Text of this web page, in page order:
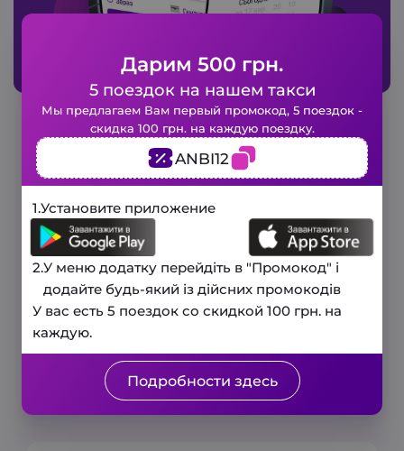
Тарифы на услугу «Эконом такси»
в Белой Церкви
Городской тариф
Минимальный тариф:
Включено 3 минуты ожидания
Цена за 1 км:
Закажите такси в 1 клик!
Заполните короткую форму и наше
авто будет у вас уже через
несколько минут.
Телефон
Ваше имя
3 минуты
и мы вам перезвоним!
Спасибо, Ваш запрос принят, и мы
вскоре свяжемся с вами для
подтверждения деталей.
Закрыть
Дарим 500 грн.
5 поездок на нашем такси
Мы предлагаем Вам первый промокод, 5 поездок -
скидка 100 грн. на каждую поездку.
ANBI12
1.Установите приложение
2.У меню додатку перейдіть в "Промокод" і
додайте будь-який із дійсних промокодів
У вас есть 5 поездок со скидкой 100 грн. на
каждую.
Подробности здесь